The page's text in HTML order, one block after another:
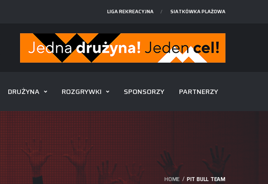
LIGA REKREACYJNA SIATKÓWKA PLAŻOWA
DRUŻYNA ROZGRYWKI SPONSORZY PARTNERZY
HOME PIT BULL TEAM